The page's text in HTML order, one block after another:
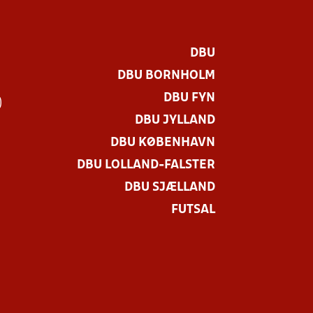
DBU
DBU BORNHOLM
DBU FYN
DBU JYLLAND
DBU KØBENHAVN
DBU LOLLAND-FALSTER
DBU SJÆLLAND
FUTSAL